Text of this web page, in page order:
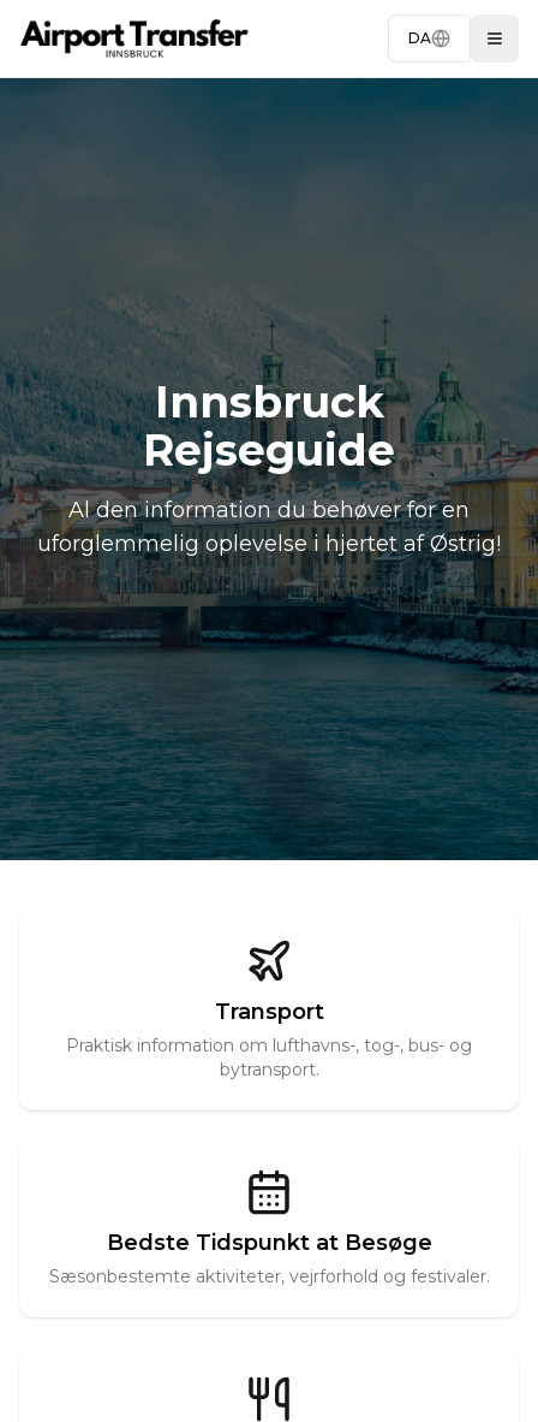
DA
Innsbruck
Rejseguide
Al den information du behøver for en
uforglemmelig oplevelse i hjertet af Østrig!
Transport
Praktisk information om lufthavns-, tog-, bus- og
bytransport.
Bedste Tidspunkt at Besøge
Sæsonbestemte aktiviteter, vejrforhold og festivaler.